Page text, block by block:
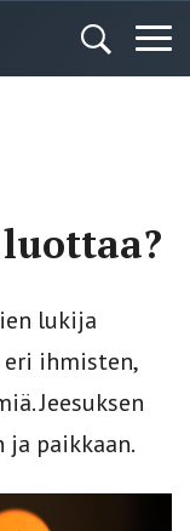
lukija
ihmisten,
Jeesuksen
paikkaan.